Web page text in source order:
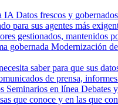
IA Datos frescos y
para sus agentes más
gestionados, mantenidos
gobernada Modernización
saber para que sus
de prensa,
Seminarios en línea Debates
que conoce y en las que